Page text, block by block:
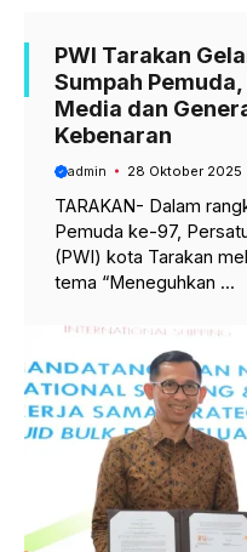
PWI Tarakan
Sumpah
Media dan
Kebenaran
admin 28 Oktober 2025
TARAKAN- Dalam
Pemuda ke-97,
(PWI) kota Tarakan
tema “Meneguhkan ...